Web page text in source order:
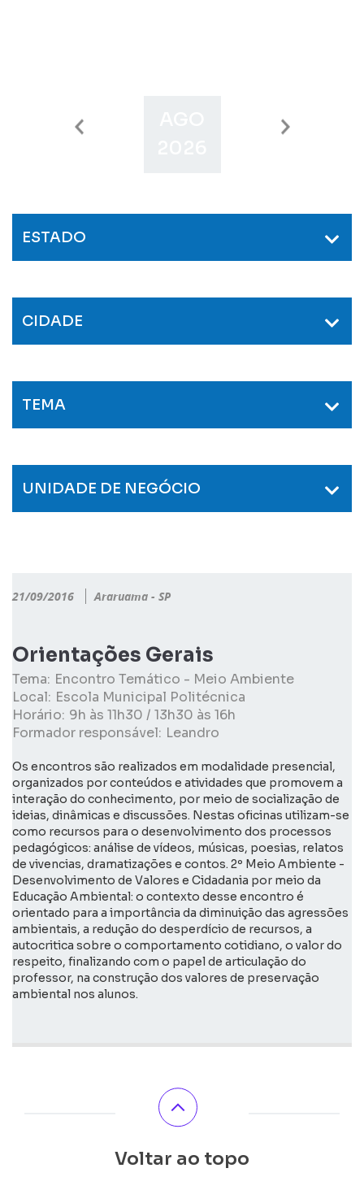
SET
ESTADO
CIDADE
TEMA
UNIDADE DE NEGÓCIO
21/09/2016 Araruama - SP
Orientações Gerais
Tema: Encontro Temático - Meio Ambiente
Local: Escola Municipal Politécnica
Horário: 9h às 11h30 / 13h30 às 16h
Formador responsável: Leandro
Os encontros são realizados em modalidade presencial,
organizados por conteúdos e atividades que promovem a
interação do conhecimento, por meio de socialização de
ideias, dinâmicas e discussões. Nestas oficinas utilizam-se
como recursos para o desenvolvimento dos processos
pedagógicos: análise de vídeos, músicas, poesias, relatos
de vivencias, dramatizações e contos. 2º Meio Ambiente -
Desenvolvimento de Valores e Cidadania por meio da
Educação Ambiental: o contexto desse encontro é
orientado para a importância da diminuição das agressões
ambientais, a redução do desperdício de recursos, a
autocritica sobre o comportamento cotidiano, o valor do
respeito, finalizando com o papel de articulação do
professor, na construção dos valores de preservação
ambiental nos alunos.
Voltar ao topo